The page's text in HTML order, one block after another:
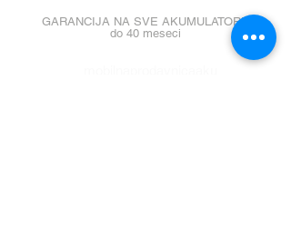
GARANCIJA NA SVE AKUMULATORE
do 40 meseci